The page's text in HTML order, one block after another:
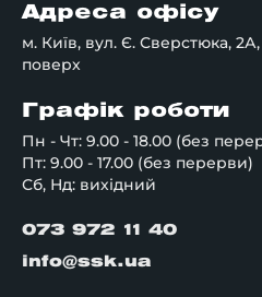
Адреса офісу
м. Київ, вул. Є. Сверстюка,
поверх
Графік роботи
Пн - Чт: 9.00 - 18.00 (без
Пт: 9.00 - 17.00 (без перерви)
Сб, Нд: вихідний
073 972 11 40
info@ssk.ua